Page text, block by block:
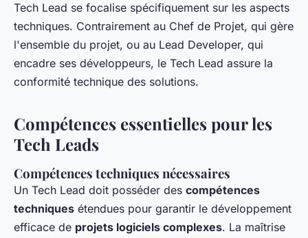
Tech Lead se focalise spécifiquement sur les aspects
techniques. Contrairement au Chef de Projet, qui gère
l'ensemble du projet, ou au Lead Developer, qui
encadre ses développeurs, le Tech Lead assure la
conformité technique des solutions.
Compétences essentielles pour les
Tech Leads
Compétences techniques nécessaires
Un Tech Lead doit posséder des compétences
techniques étendues pour garantir le développement
efficace de projets logiciels complexes. La maîtrise